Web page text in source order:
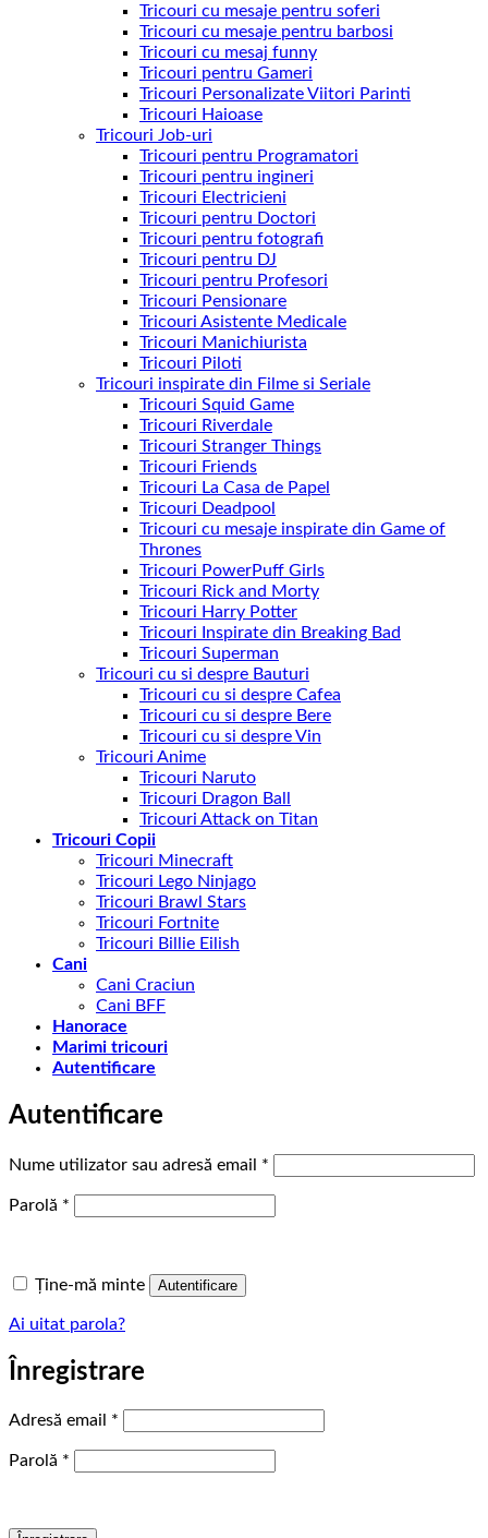
Tricouri cu mesaje pentru soferi
Tricouri cu mesaje pentru barbosi
Tricouri cu mesaj funny
Tricouri pentru Gameri
Tricouri Personalizate Viitori Parinti
Tricouri Haioase
Tricouri Job-uri
Tricouri pentru Programatori
Tricouri pentru ingineri
Tricouri Electricieni
Tricouri pentru Doctori
Tricouri pentru fotografi
Tricouri pentru DJ
Tricouri pentru Profesori
Tricouri Pensionare
Tricouri Asistente Medicale
Tricouri Manichiurista
Tricouri Piloti
Tricouri inspirate din Filme si Seriale
Tricouri Squid Game
Tricouri Riverdale
Tricouri Stranger Things
Tricouri Friends
Tricouri La Casa de Papel
Tricouri Deadpool
Tricouri cu mesaje inspirate din Game of
Thrones
Tricouri PowerPuff Girls
Tricouri Rick and Morty
Tricouri Harry Potter
Tricouri Inspirate din Breaking Bad
Tricouri Superman
Tricouri cu si despre Bauturi
Tricouri cu si despre Cafea
Tricouri cu si despre Bere
Tricouri cu si despre Vin
Tricouri Anime
Tricouri Naruto
Tricouri Dragon Ball
Tricouri Attack on Titan
Tricouri Copii
Tricouri Minecraft
Tricouri Lego Ninjago
Tricouri Brawl Stars
Tricouri Fortnite
Tricouri Billie Eilish
Cani
Cani Craciun
Cani BFF
Hanorace
Marimi tricouri
Autentificare
Autentificare
Nume utilizator sau adresă email *
Parolă *
Ține-mă minte Autentificare
Ai uitat parola?
Înregistrare
Adresă email *
Parolă *